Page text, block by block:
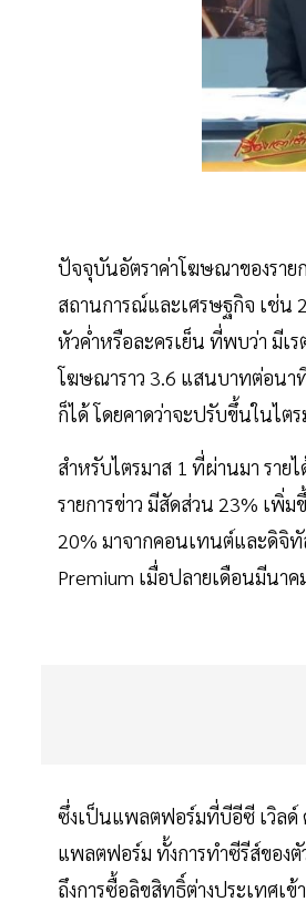
ปัจจุบันอัตราค่าโฆษณาของราย
สถานการณ์และเศรษฐกิจ เช่น
หัวค่ำหรือละครเย็น ที่พบว่า มีเ
โฆษณาราว 3.6 แสนบาทต่อนา
ก็ได้ โดยคาดว่าจะปรับขึ้นในไต
สำหรับไตรมาส 1 ที่ผ่านมา รา
รายการข่าว มีสัดส่วน 23% เพิ่
20% มาจากคอนเทนต์และดิจิทั
Premium เมื่อปลายเดือนมีนา
ซึ่งเป็นแพลตฟอร์มที่บีอีซี เวิลด์
แพลตฟอร์ม ทั้งการทำซีรีส์ของตั
ถึงการซื้อลิขสิทธิ์ต่างประเทศเข้